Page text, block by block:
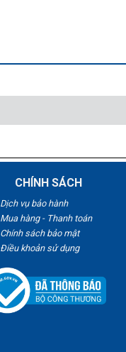
CHÍNH SÁCH
Dịch vụ bảo hành
Mua hàng - Thanh toán
Chính sách bảo mật
Điều khoản sử dụng